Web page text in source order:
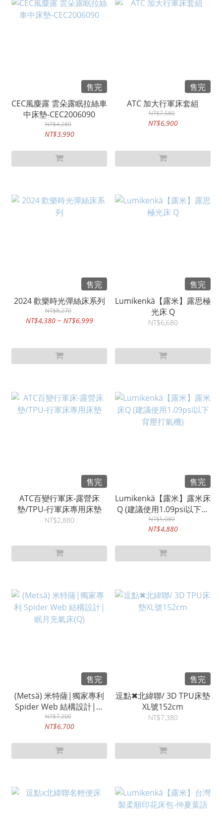
售完
CEC風麋露 雲朵露眠拉絲車
中床墊-CEC2006090
NT$4,280
NT$3,990
售完
ATC 加大行軍床套組
NT$7,580
NT$6,900
售完
2024 歡樂時光彈絲床系列
NT$8,270
NT$4,380 ~ NT$6,999
售完
Lumikenkä【露米】露思極
光床 Q
NT$6,680
售完
ATC百變行軍床-露營床
墊/TPU-行軍床專用床墊
NT$2,880
售完
Lumikenkä【露米】露米床
Q (建議使用1.09psi以下背
壓打氣機)
NT$5,080
NT$4,880
售完
(Metsä) 米特薩|獨家專利
Spider Web 結構設計|眠
月充氣床(Q)
NT$7,200
NT$6,700
售完
逗點✖北緯聯/ 3D TPU床墊
XL號152cm
NT$7,380